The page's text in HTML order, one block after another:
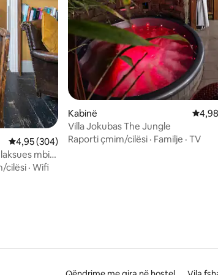
Vlerësimi mesatar 4,95 nga 5, 304 vlerësime
4,95 (304)
mbi
cilësi · Wifi
Kabinë
Villa Jokubas The Jungle
Raporti çmim/cilësi · Familje · TV